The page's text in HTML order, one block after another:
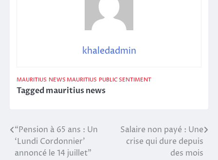
khaledadmin
MAURITIUS NEWS MAURITIUS PUBLIC SENTIMENT
Taggedmauritius news
Post
navigation
“Pension à 65 ans : Un
‘Lundi Cordonnier’
annoncé le 14 juillet”
Salaire non payé : Une
crise qui dure depuis
des mois